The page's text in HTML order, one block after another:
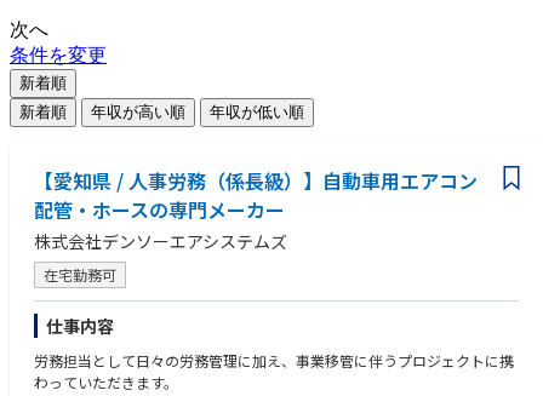
次へ
条件を変更
新着順
新着順
年収が高い順 年収が低い順
【愛知県 / 人事労務（係長級）】自動車用エアコン
配管・ホースの専門メーカー
株式会社デンソーエアシステムズ
在宅勤務可
仕事内容
労務担当として日々の労務管理に加え、事業移管に伴うプロジェクトに携
わっていただきます。